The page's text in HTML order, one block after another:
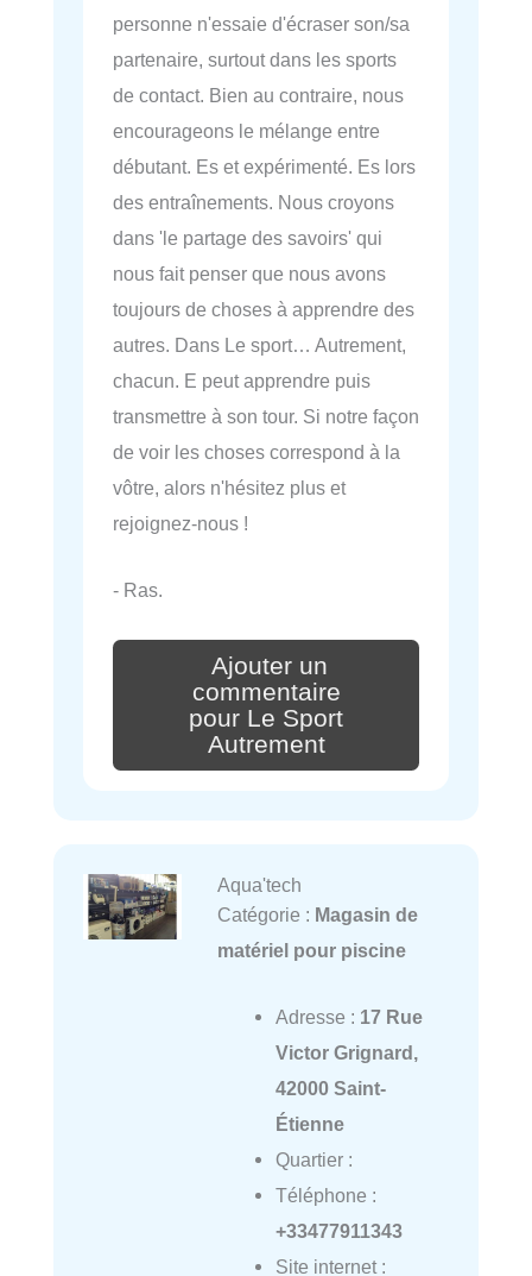
personne n'essaie d'écraser son/sa
partenaire, surtout dans les sports
de contact. Bien au contraire, nous
encourageons le mélange entre
débutant. Es et expérimenté. Es lors
des entraînements. Nous croyons
dans 'le partage des savoirs' qui
nous fait penser que nous avons
toujours de choses à apprendre des
autres. Dans Le sport… Autrement,
chacun. E peut apprendre puis
transmettre à son tour. Si notre façon
de voir les choses correspond à la
vôtre, alors n'hésitez plus et
rejoignez-nous !
- Ras.
Ajouter un
commentaire
pour Le Sport
Autrement
Aqua'tech
Catégorie : Magasin de
matériel pour piscine
Adresse : 17 Rue
Victor Grignard,
42000 Saint-
Étienne
Quartier :
Téléphone :
+33477911343
Site internet :